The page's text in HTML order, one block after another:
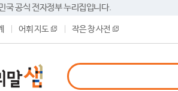
국 공식 전자정부 누리집입니다.
어휘 지도 작은 창 사전